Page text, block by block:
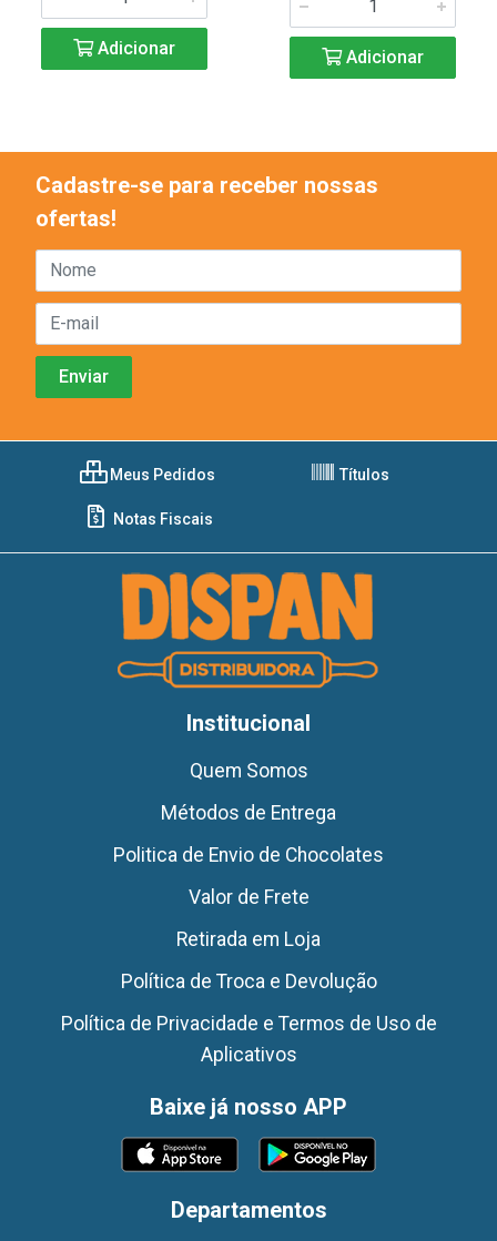
Adicionar Adicionar
Cadastre-se para receber nossas
ofertas!
Meus Pedidos Títulos
Notas Fiscais
Institucional
Quem Somos
Métodos de Entrega
Politica de Envio de Chocolates
Valor de Frete
Retirada em Loja
Política de Troca e Devolução
Política de Privacidade e Termos de Uso de
Aplicativos
Baixe já nosso APP
Departamentos